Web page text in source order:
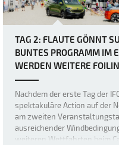
TAG 2: FLAUTE GÖNNT
BUNTES PROGRAMM IM
WERDEN WEITERE
Nachdem der erste Tag der
spektakuläre Action auf der
am zweiten
ausreichender
weiteren Wettfahrten beim